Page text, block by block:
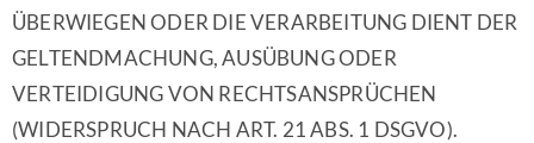
ÜBERWIEGEN ODER DIE VERARBEITUNG DIENT DER
GELTENDMACHUNG, AUSÜBUNG ODER
VERTEIDIGUNG VON RECHTSANSPRÜCHEN
(WIDERSPRUCH NACH ART. 21 ABS. 1 DSGVO).